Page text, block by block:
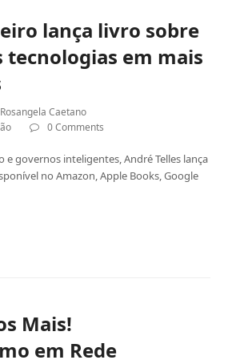
lança livro sobre
em mais
Rosangela Caetano
0 Comments
e governos inteligentes, André Telles lança
no Amazon, Apple Books, Google
Mais!
em Rede